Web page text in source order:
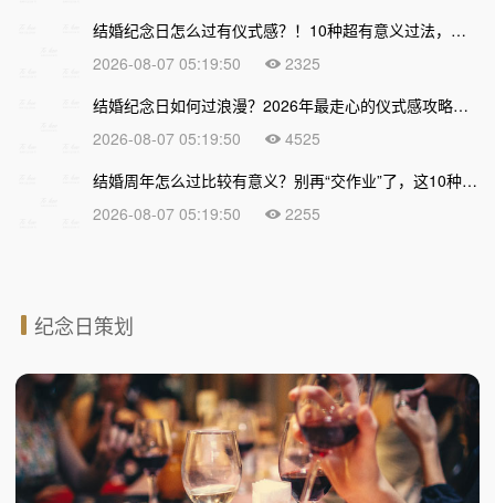
结婚纪念日怎么过有仪式感？！10种超有意义过法，让爱情越久越甜
2026-08-07 05:19:50
2325
结婚纪念日如何过浪漫？2026年最走心的仪式感攻略，让爱情越久越甜
2026-08-07 05:19:50
4525
结婚周年怎么过比较有意义？别再“交作业”了，这10种走心过法让爱情越久越浓
2026-08-07 05:19:50
2255
纪念日策划